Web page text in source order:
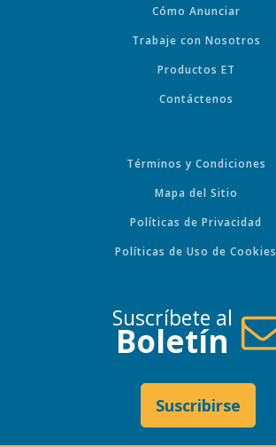
Cómo Anunciar
Trabaje con Nosotros
Productos ET
Contáctenos
Términos y Condiciones
Mapa del Sitio
Políticas de Privacidad
Políticas de Uso de Cookies
Suscríbete al
Boletín
Suscribirse